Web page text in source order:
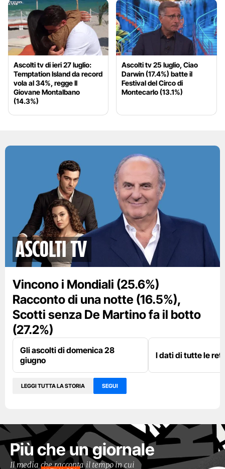
Ascolti tv di ieri 27 luglio:
Temptation Island da record
vola al 34%, regge Il
Giovane Montalbano
(14.3%)
Ascolti tv 25 luglio, Ciao
Darwin (17.4%) batte il
Festival del Circo di
Montecarlo (13.1%)
Ascolti TV
Vincono i Mondiali (25.6%)
Racconto di una notte (16.5%),
Scotti senza De Martino fa il botto
(27.2%)
Gli ascolti di domenica 28
giugno
I dati di tutte le
LEGGI TUTTA LA STORIA SEGUI
Più che un giornale
Il media che racconta il tempo in cui